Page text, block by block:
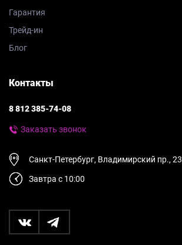
Гарантия
Трейд-ин
Блог
Контакты
8 812 385-74-08
Заказать звонок
Санкт-Петербург, Владимирский пр., 23
Завтра с 10:00